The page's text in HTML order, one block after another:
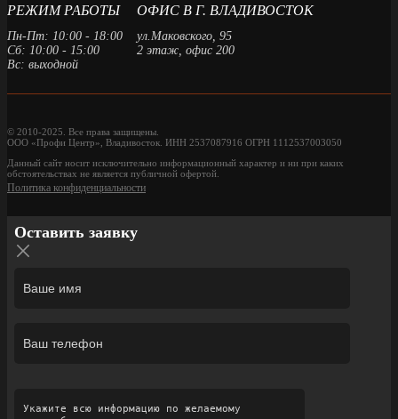
РЕЖИМ РАБОТЫ
Пн-Пт: 10:00 - 18:00
Сб: 10:00 - 15:00
Вс: выходной
ОФИС В Г. ВЛАДИВОСТОК
ул.Маковского, 95
2 этаж, офис 200
© 2010-2025. Все права защищены.
ООО «Профи Центр», Владивосток. ИНН 2537087916 ОГРН 1112537003050
Данный сайт носит исключительно информационный характер и ни при каких
обстоятельствах не является публичной офертой.
Политика конфиденциальности
Оставить заявку